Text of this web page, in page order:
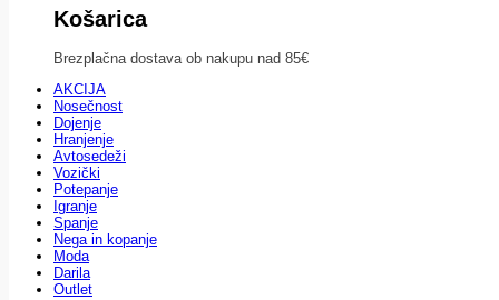
Košarica
Brezplačna dostava ob nakupu nad 85€
AKCIJA
Nosečnost
Dojenje
Hranjenje
Avtosedeži
Vozički
Potepanje
Igranje
Spanje
Nega in kopanje
Moda
Darila
Outlet